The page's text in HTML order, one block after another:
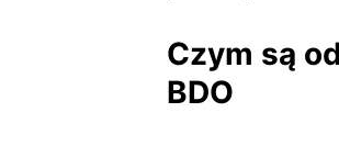
Czym są
BDO